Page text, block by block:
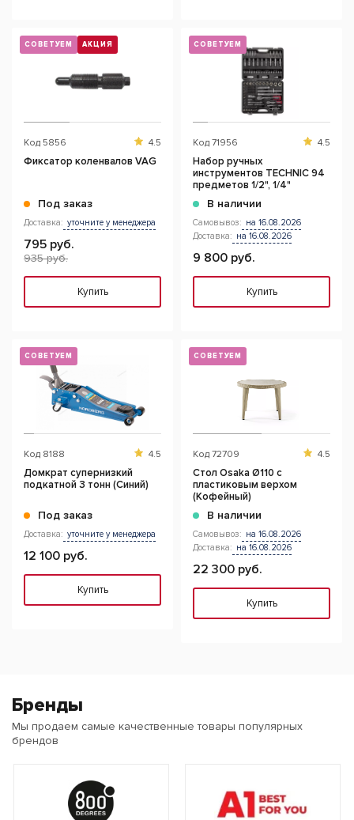
СОВЕТУЕМ АКЦИЯ
Код 5856 4.5
Фиксатор коленвалов VAG
Под заказ
Доставка: уточните у менеджера
795 руб.
935 руб.
Купить
СОВЕТУЕМ
Код 71956 4.5
Набор ручных
инструментов TECHNIC 94
предметов 1/2", 1/4"
В наличии
Самовывоз: на 16.08.2026
Доставка: на 16.08.2026
9 800 руб.
Купить
СОВЕТУЕМ
Код 8188 4.5
Домкрат супернизкий
подкатной 3 тонн (Синий)
Под заказ
Доставка: уточните у менеджера
12 100 руб.
Купить
СОВЕТУЕМ
Код 72709 4.5
Стол Osaka Ø110 с
пластиковым верхом
(Кофейный)
В наличии
Самовывоз: на 16.08.2026
Доставка: на 16.08.2026
22 300 руб.
Купить
Бренды
Мы продаем самые качественные товары популярных
брендов